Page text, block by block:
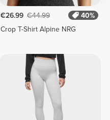
€26.99 €44.99
40%
Crop T-Shirt Alpine NRG